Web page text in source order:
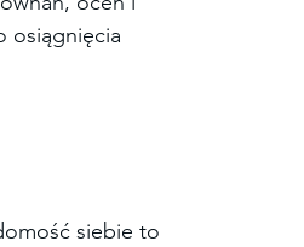
osiągnięcia
siebie to